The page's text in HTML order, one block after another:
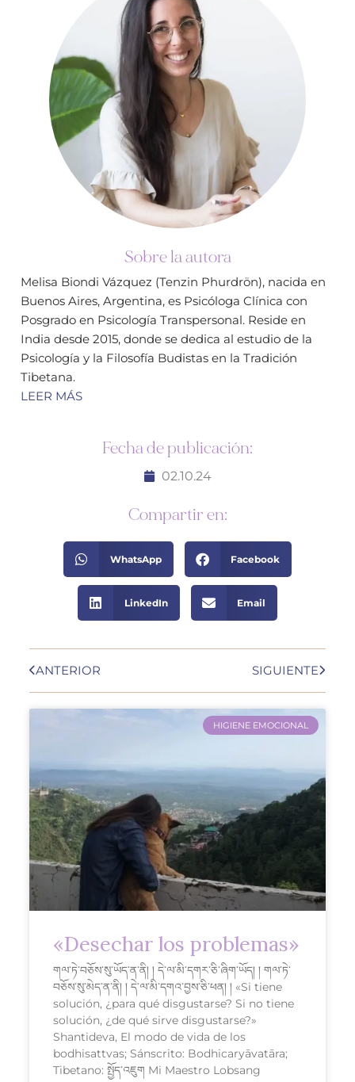
Sobre la autora
Melisa Biondi Vázquez (Tenzin Phurdrön), nacida en
Buenos Aires, Argentina, es Psicóloga Clínica con
Posgrado en Psicología Transpersonal. Reside en
India desde 2015, donde se dedica al estudio de la
Psicología y la Filosofía Budistas en la Tradición
Tibetana.
LEER MÁS
Fecha de publicación:
02.10.24
Compartir en:
WhatsApp Facebook
LinkedIn Email
ANTERIOR SIGUIENTE
HIGIENE EMOCIONAL
«Desechar los problemas»
གལ་ཏེ་བཅོས་སུ་ཡོད་ན་ནི། ། དེ་ལ་མི་དགར་ཅི་ཞིག་ཡོད། ། གལ་ཏེ་
བཅོས་སུ་མེད་ན་ནི། ། དེ་ལ་མི་དགའ་བྱས་ཅི་ཕན། ། «Si tiene
solución, ¿para qué disgustarse? Si no tiene
solución, ¿de qué sirve disgustarse?»
Shantideva, El modo de vida de los
bodhisattvas; Sánscrito: Bodhicaryāvatāra;
Tibetano: སྤྱོད་འཇུག Mi Maestro Lobsang